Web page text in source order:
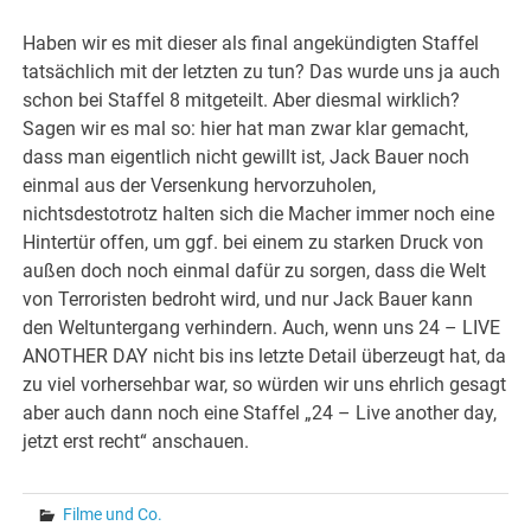
Haben wir es mit dieser als final angekündigten Staffel
tatsächlich mit der letzten zu tun? Das wurde uns ja auch
schon bei Staffel 8 mitgeteilt. Aber diesmal wirklich?
Sagen wir es mal so: hier hat man zwar klar gemacht,
dass man eigentlich nicht gewillt ist, Jack Bauer noch
einmal aus der Versenkung hervorzuholen,
nichtsdestotrotz halten sich die Macher immer noch eine
Hintertür offen, um ggf. bei einem zu starken Druck von
außen doch noch einmal dafür zu sorgen, dass die Welt
von Terroristen bedroht wird, und nur Jack Bauer kann
den Weltuntergang verhindern. Auch, wenn uns 24 – LIVE
ANOTHER DAY nicht bis ins letzte Detail überzeugt hat, da
zu viel vorhersehbar war, so würden wir uns ehrlich gesagt
aber auch dann noch eine Staffel „24 – Live another day,
jetzt erst recht“ anschauen.
Filme und Co.